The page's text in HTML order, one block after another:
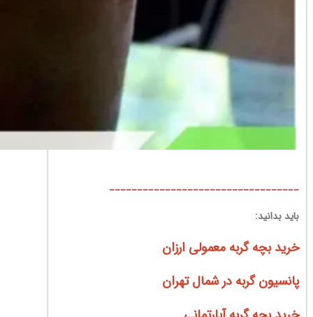
__________________________________
باید بدانید:
خرید بچه گربه معمولی ارزان
پانسیون گربه در شمال تهران